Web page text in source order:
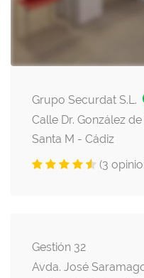
Grupo Securdat S.L.
Calle Dr. González
Santa M - Cádiz
(3
Gestión 32
Avda. José